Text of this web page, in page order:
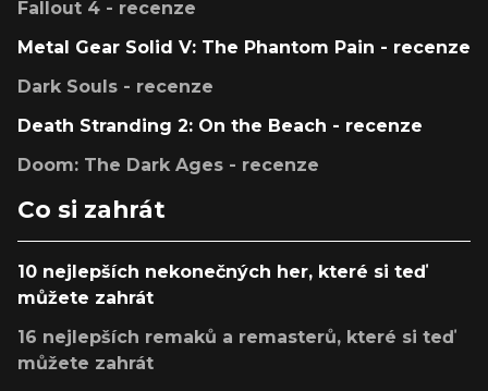
Fallout 4 - recenze
Metal Gear Solid V: The Phantom Pain - recenze
Dark Souls - recenze
Death Stranding 2: On the Beach - recenze
Doom: The Dark Ages - recenze
Co si zahrát
10 nejlepších nekonečných her, které si teď
můžete zahrát
16 nejlepších remaků a remasterů, které si teď
můžete zahrát